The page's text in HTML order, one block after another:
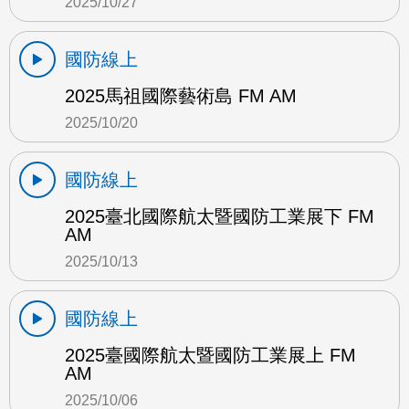
國防線上
2025馬祖國際藝術島 FM AM
2025/10/20
國防線上
2025臺北國際航太暨國防工業展下 FM
AM
2025/10/13
國防線上
2025臺國際航太暨國防工業展上 FM
AM
2025/10/06